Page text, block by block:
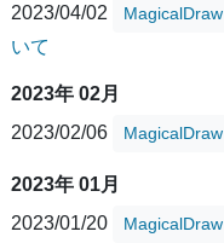
2023/04/02
MagicalDraw
いて
2023年 02月
2023/02/06
MagicalDraw
2023年 01月
2023/01/20
MagicalDraw